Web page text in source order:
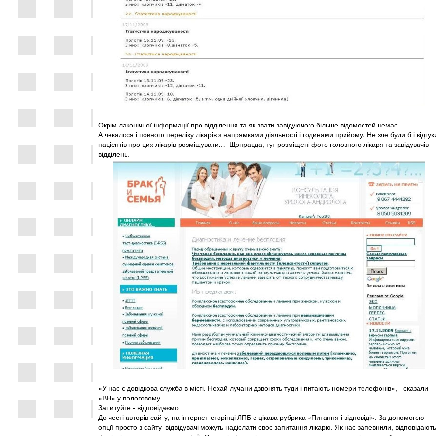
Окрім лаконічної інформації про відділення та як звати завідуючого більше відомостей немає.
А чекалося і повного переліку лікарів з напрямками діяльності і годинами прийому. Не зле були б і
пацієнтів про цих лікарів розміщувати… Щоправда, тут розміщені фото головного лікаря та завідувачів
відділень.
«У нас є довідкова служба в місті. Нехай лучани дзвонять туди і питають номери телефонів», - сказали
«ВН» у пологовому.
Запитуйте - відповідаємо
До честі авторів сайту, на інтернет-сторінці ЛПБ є цікава рубрика «Питання і відповіді». За допомогою
опції просто з сайту відвідувачі можуть надіслати своє запитання лікарю. Як нас запевнили, відповідають